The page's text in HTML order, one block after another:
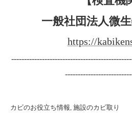
一般社団法人微
https://
カビのお役立ち情報 施設のカビ取り